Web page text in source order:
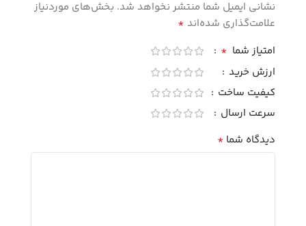
نشانی ایمیل شما منتشر نخواهد شد. بخش‌های موردنیاز
علامت‌گذاری شده‌اند *
امتیاز شما *
ارزش خرید
کیفیت ساخت
سرعت ارسال
دیدگاه شما *